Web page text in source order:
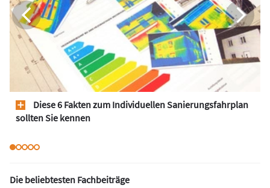
Diese 6 Fakten zum Individuellen Sanierungsfahrplan
sollten Sie kennen
Die beliebtesten Fachbeiträge